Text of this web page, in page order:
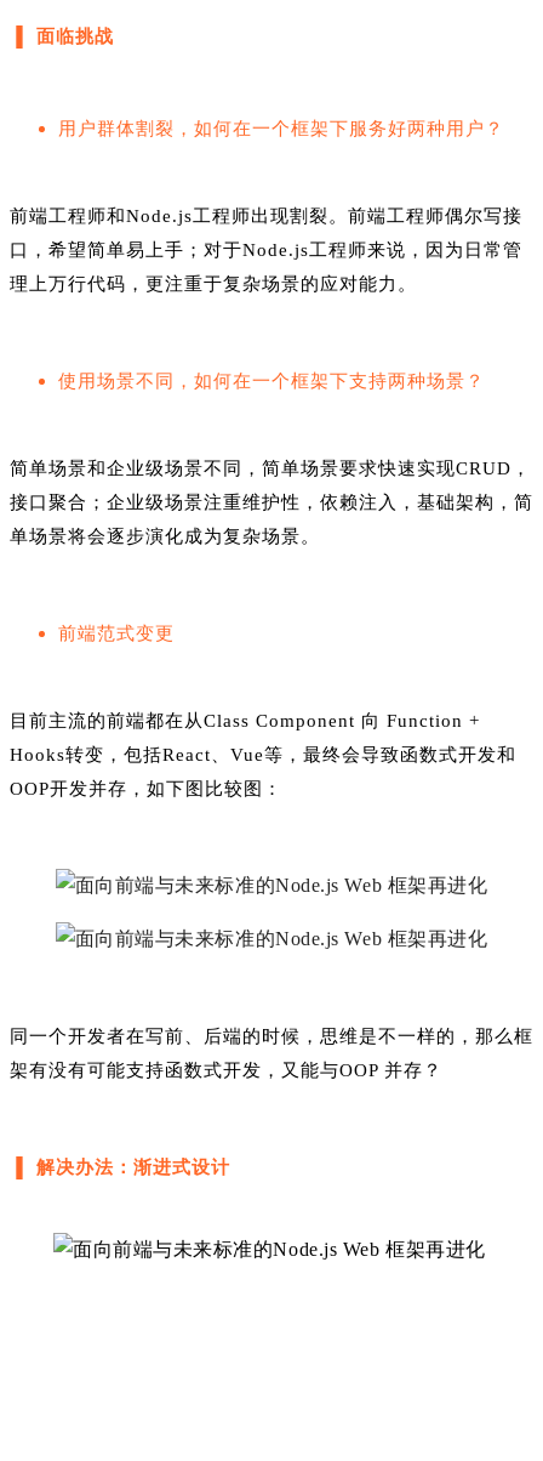
▐ 面临挑战
用户群体割裂，如何在一个框架下服务好两种用户？
前端工程师和Node.js工程师出现割裂。前端工程师偶尔写接
口，希望简单易上手；对于Node.js工程师来说，因为日常管
理上万行代码，更注重于复杂场景的应对能力。
使用场景不同，如何在一个框架下支持两种场景？
简单场景和企业级场景不同，简单场景要求快速实现CRUD，
接口聚合；企业级场景注重维护性，依赖注入，基础架构，简
单场景将会逐步演化成为复杂场景。
前端范式变更
目前主流的前端都在从Class Component 向 Function +
Hooks转变，包括React、Vue等，最终会导致函数式开发和
OOP开发并存，如下图比较图：
同一个开发者在写前、后端的时候，思维是不一样的，那么框
架有没有可能支持函数式开发，又能与OOP 并存？
▐ 解决办法：渐进式设计